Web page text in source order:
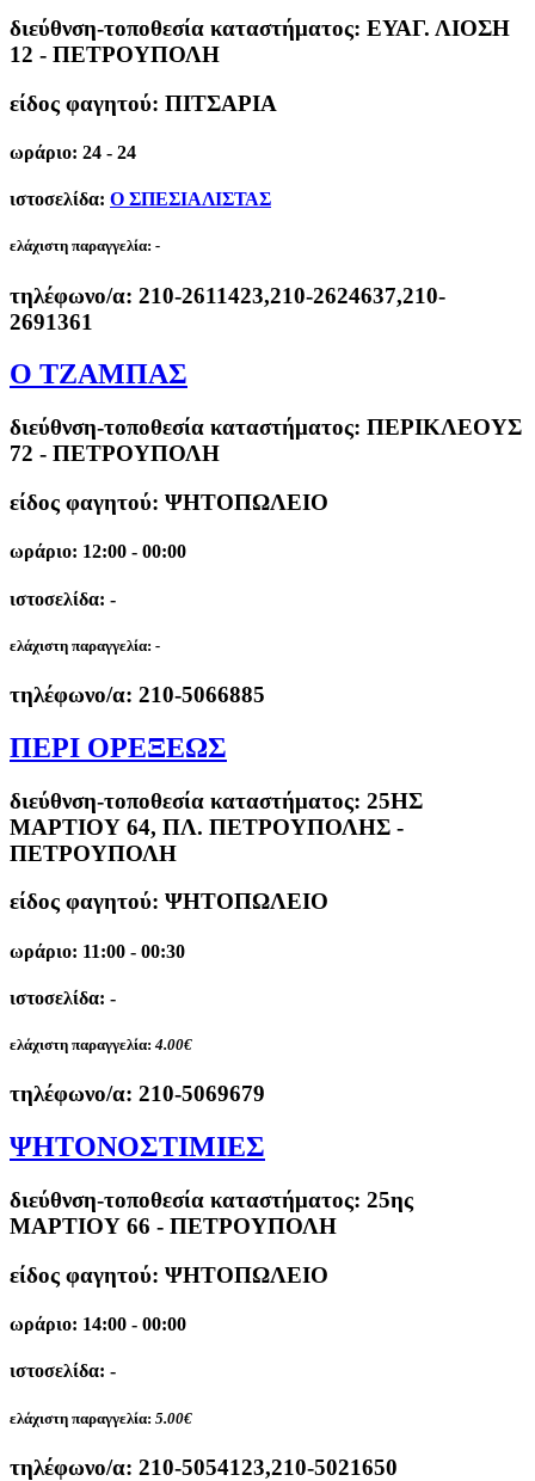
διεύθνση-τοποθεσία καταστήματος: ΕΥΑΓ. ΛΙΟΣΗ
12 - ΠΕΤΡΟΥΠΟΛΗ
είδος φαγητού: ΠΙΤΣΑΡΙΑ
ωράριο: 24 - 24
ιστοσελίδα: Ο ΣΠΕΣΙΑΛΙΣΤΑΣ
ελάχιστη παραγγελία: -
τηλέφωνο/α: 210-2611423,210-2624637,210-
2691361
Ο ΤΖΑΜΠΑΣ
διεύθνση-τοποθεσία καταστήματος: ΠΕΡΙΚΛΕΟΥΣ
72 - ΠΕΤΡΟΥΠΟΛΗ
είδος φαγητού: ΨΗΤΟΠΩΛΕΙΟ
ωράριο: 12:00 - 00:00
ιστοσελίδα: -
ελάχιστη παραγγελία: -
τηλέφωνο/α: 210-5066885
ΠΕΡΙ ΟΡΕΞΕΩΣ
διεύθνση-τοποθεσία καταστήματος: 25ΗΣ
ΜΑΡΤΙΟΥ 64, ΠΛ. ΠΕΤΡΟΥΠΟΛΗΣ -
ΠΕΤΡΟΥΠΟΛΗ
είδος φαγητού: ΨΗΤΟΠΩΛΕΙΟ
ωράριο: 11:00 - 00:30
ιστοσελίδα: -
ελάχιστη παραγγελία: 4.00€
τηλέφωνο/α: 210-5069679
ΨΗΤΟΝΟΣΤΙΜΙΕΣ
διεύθνση-τοποθεσία καταστήματος: 25ης
ΜΑΡΤΙΟΥ 66 - ΠΕΤΡΟΥΠΟΛΗ
είδος φαγητού: ΨΗΤΟΠΩΛΕΙΟ
ωράριο: 14:00 - 00:00
ιστοσελίδα: -
ελάχιστη παραγγελία: 5.00€
τηλέφωνο/α: 210-5054123,210-5021650